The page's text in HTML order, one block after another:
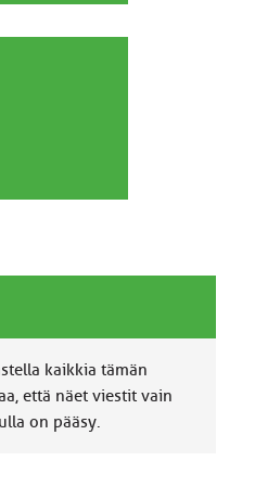
kaikkia tämän
että näet viestit vain
on pääsy.